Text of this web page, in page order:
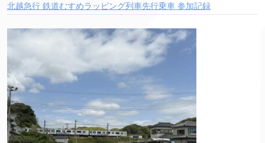
北越急行 鉄道むすめラッピング列車先行乗車 参加記録